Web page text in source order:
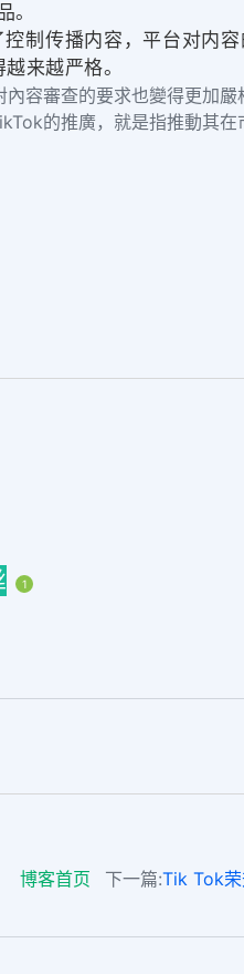
。
制传播内容，平台对内
来越严格。
容審查的要求也變得更加
的推廣，就是指推動其在
1
博客首页 下一篇:Tik Tok荣